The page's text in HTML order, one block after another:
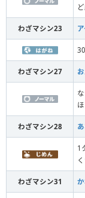
わざマシン23
わざマシン27
わざマシン28
1
わざマシン31